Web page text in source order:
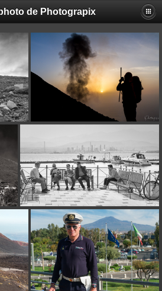
de Photograpix